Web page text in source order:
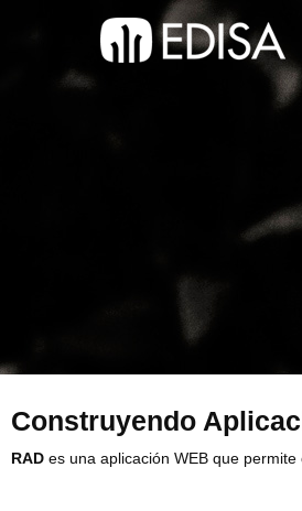
Construyendo
RAD es una aplicación WEB que